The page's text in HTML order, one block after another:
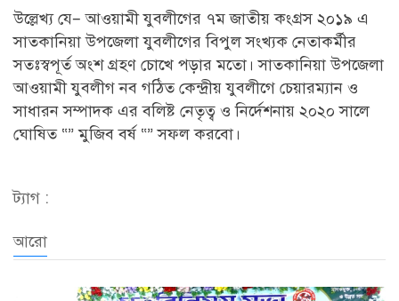
উল্লেখ্য যে– আওয়ামী যুবলীগের ৭ম জাতীয় কংগ্রস ২০১৯ এ
সাতকানিয়া উপজেলা যুবলীগের বিপুল সংখ্যক নেতাকর্মীর
সতঃস্বপূর্ত অংশ গ্রহণ চোখে পড়ার মতো। সাতকানিয়া উপজেলা
আওয়ামী যুবলীগ নব গঠিত কেন্দ্রীয় যুবলীগে চেয়ারম্যান ও
সাধারন সম্পাদক এর বলিষ্ট নেতৃত্ব ও নির্দেশনায় ২০২০ সালে
ঘোষিত “” মুজিব বর্ষ “” সফল করবো।
ট্যাগ :
আরো